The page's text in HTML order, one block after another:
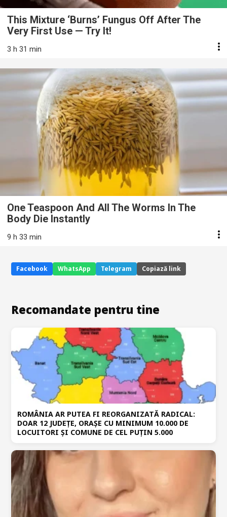
This Mixture ‘Burns’ Fungus Off After The
Very First Use — Try It!
3 h 31 min
One Teaspoon And All The Worms In The
Body Die Instantly
9 h 33 min
Facebook WhatsApp Telegram Copiază link
Recomandate pentru tine
ROMÂNIA AR PUTEA FI REORGANIZATĂ RADICAL:
DOAR 12 JUDEȚE, ORAȘE CU MINIMUM 10.000 DE
LOCUITORI ȘI COMUNE DE CEL PUȚIN 5.000